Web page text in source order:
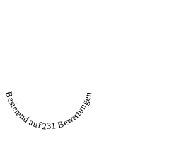
Basierend auf 231 Bewertungen